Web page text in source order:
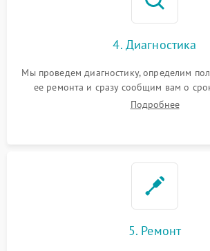
4. Диагностика
Мы проведем диагностику, определим
ее ремонта и сразу сообщим вам о
Подробнее
5. Ремонт